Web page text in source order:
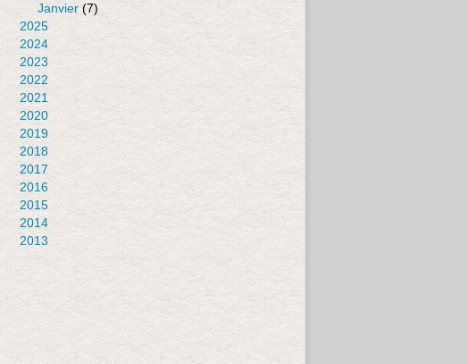
Janvier (7)
2025
2024
2023
2022
2021
2020
2019
2018
2017
2016
2015
2014
2013